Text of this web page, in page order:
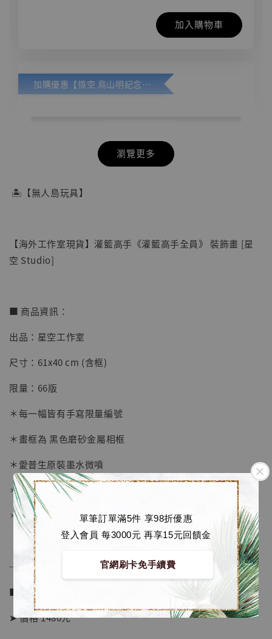
單筆訂單滿5件 享98折優惠
登入會員 每3000元 再享15元回饋金
官網刷卡免手續費
加入購物車
加購優惠【悟空 鳥山明紀念款 [奇蹟工作室]】
【店內現貨】七龍珠 系列蒐藏雕像 悟空 鳥山
明紀念款 [奇蹟工作室]
NT$ 5,580
瀏覽更多
🏝【無人島玩具】
【海外工作室現貨】灌籃高手《灌籃高手全員》 裝飾畫 [星
空 Studio]
■ 商品資訊：
出品：星空工作室
尺寸：61x40 cm (含框)
限量：66版
＊每一幅皆有手寫限量編號
＊畫框為 黑色磨砂金屬相框
＊愛普生原裝墨水微噴
＊表面配有防塵透明有機玻璃
＊背面爲黑色防潮背板
──────────────
■ 販售資訊：
➤ 價格 1480元